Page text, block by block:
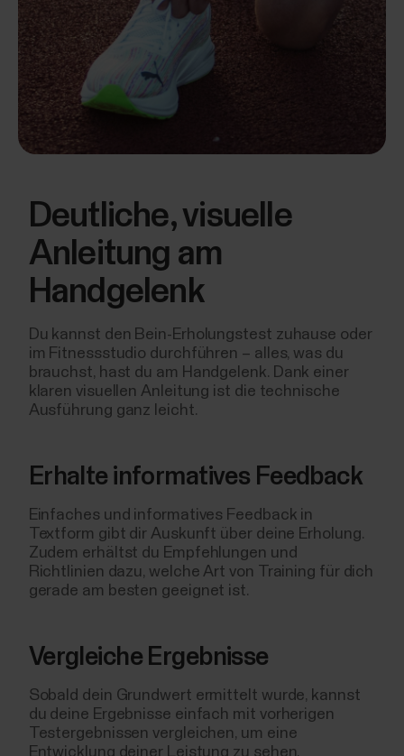
Deutliche, visuelle
Anleitung am
Handgelenk
Du kannst den Bein-Erholungstest zuhause oder
im Fitnessstudio durchführen – alles, was du
brauchst, hast du am Handgelenk. Dank einer
klaren visuellen Anleitung ist die technische
Ausführung ganz leicht.
Erhalte informatives Feedback
Einfaches und informatives Feedback in
Textform gibt dir Auskunft über deine Erholung.
Zudem erhältst du Empfehlungen und
Richtlinien dazu, welche Art von Training für dich
gerade am besten geeignet ist.
Vergleiche Ergebnisse
Sobald dein Grundwert ermittelt wurde, kannst
du deine Ergebnisse einfach mit vorherigen
Testergebnissen vergleichen, um eine
Entwicklung deiner Leistung zu sehen.